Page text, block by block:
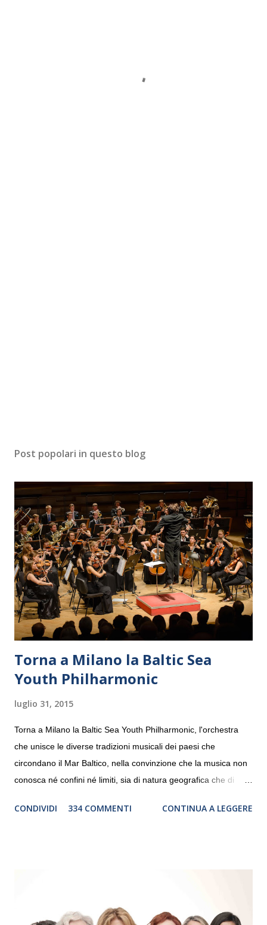
Post popolari in questo blog
Torna a Milano la Baltic Sea
Youth Philharmonic
luglio 31, 2015
Torna a Milano la Baltic Sea Youth Philharmonic, l'orchestra
che unisce le diverse tradizioni musicali dei paesi che
circondano il Mar Baltico, nella convinzione che la musica non
conosca né confini né limiti, sia di natura geografica che di
debutterà il 10 settembre a Heiden, in Germania, e toccherà, in
“Settembre dell’Accademia” dove si esibirà per il secondo anno
CONDIVIDI 334 COMMENTI CONTINUA A LEGGERE